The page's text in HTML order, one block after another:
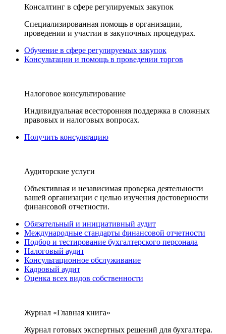
Консалтинг в сфере регулируемых закупок
Специализированная помощь в организации,
проведении и участии в закупочных процедурах.
Обучение в сфере регулируемых закупок
Консультации и помощь в проведении торгов
Налоговое консультирование
Индивидуальная всесторонняя поддержка в сложных
правовых и налоговых вопросах.
Получить консультацию
Аудиторские услуги
Объективная и независимая проверка деятельности
вашей организации с целью изучения достоверности
финансовой отчетности.
Обязательный и инициативный аудит
Международные стандарты финансовой отчетности
Подбор и тестирование бухгалтерского персонала
Налоговый аудит
Консультационное обслуживание
Кадровый аудит
Оценка всех видов собственности
Журнал «Главная книга»
Журнал готовых экспертных решений для бухгалтера.